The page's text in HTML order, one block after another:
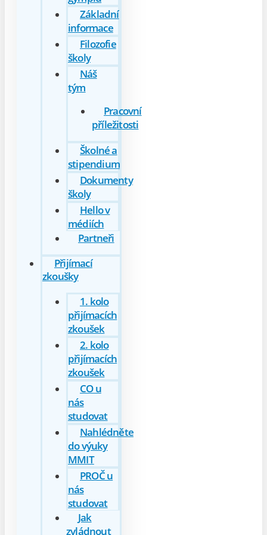
Základní
informace
Filozofie
školy
Náš
tým
Pracovní
příležitosti
Školné a
stipendium
Dokumenty
školy
Hello v
médiích
Partneři
Přijímací
zkoušky
1. kolo
přijímacích
zkoušek
2. kolo
přijímacích
zkoušek
CO u
nás
studovat
Nahlédněte
do výuky
MMIT
PROČ u
nás
studovat
Jak
zvládnout